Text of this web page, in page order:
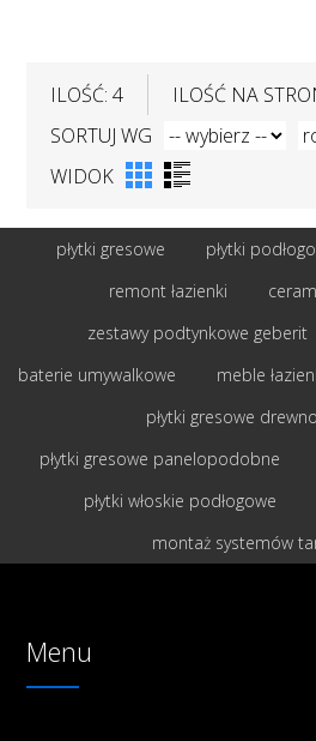
ILOŚĆ: 4
ILOŚĆ NA
SORTUJ WG
WIDOK
płytki gresowe płytki
remont łazienki
zestawy podtynkowe geberit
baterie umywalkowe
meble
płytki gresowe
płytki gresowe panelopodobne
płytki włoskie podłogowe
montaż systemów
Menu